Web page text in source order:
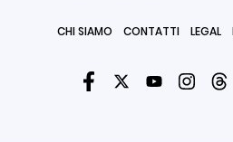
CHI SIAMO CONTATTI LEGAL